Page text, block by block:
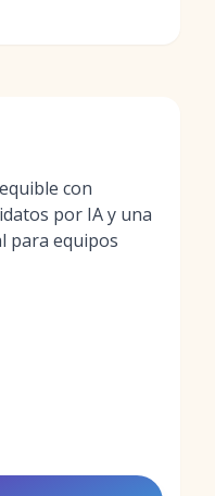
con
por IA y una
para equipos